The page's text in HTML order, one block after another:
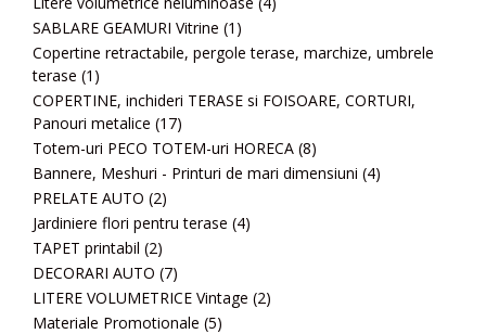
SABLARE GEAMURI Vitrine (1)
Copertine retractabile, pergole terase, marchize, umbrele
terase (1)
COPERTINE, inchideri TERASE si FOISOARE, CORTURI,
Panouri metalice (17)
Totem-uri PECO TOTEM-uri HORECA (8)
Bannere, Meshuri - Printuri de mari dimensiuni (4)
PRELATE AUTO (2)
Jardiniere flori pentru terase (4)
TAPET printabil (2)
DECORARI AUTO (7)
LITERE VOLUMETRICE Vintage (2)
Materiale Promotionale (5)